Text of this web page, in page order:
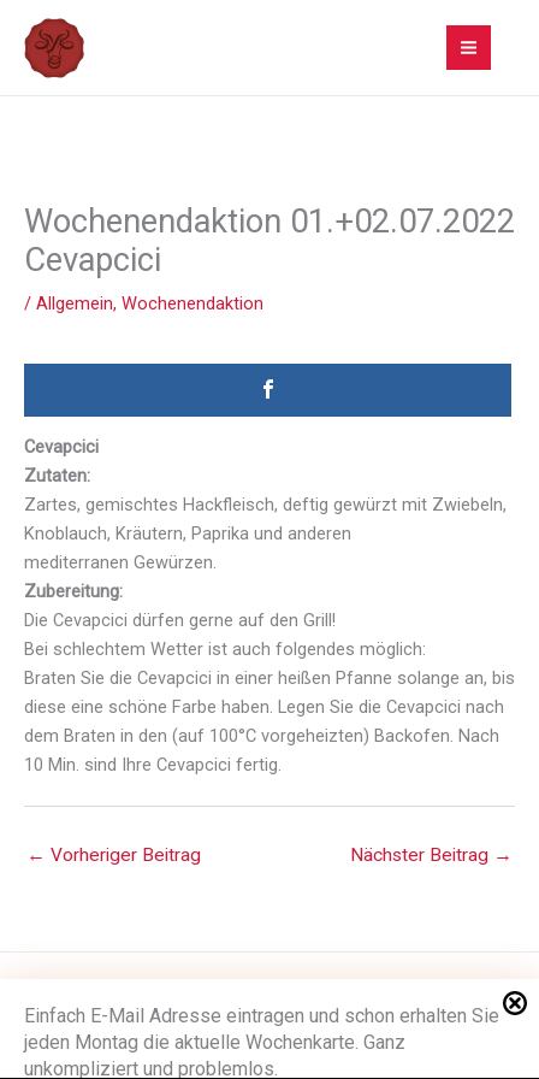
Inhalt
springen
Wochenendaktion 01.+02.07.2022
Cevapcici
/ Allgemein, Wochenendaktion
Cevapcici
Zutaten:
Zartes, gemischtes Hackfleisch, deftig gewürzt mit Zwiebeln,
Knoblauch, Kräutern, Paprika und anderen
mediterranen Gewürzen.
Zubereitung:
Die Cevapcici dürfen gerne auf den Grill!
Bei schlechtem Wetter ist auch folgendes möglich:
Braten Sie die Cevapcici in einer heißen Pfanne solange an, bis
diese eine schöne Farbe haben. Legen Sie die Cevapcici nach
dem Braten in den (auf 100°C vorgeheizten) Backofen. Nach
10 Min. sind Ihre Cevapcici fertig.
Einfach E-Mail Adresse eintragen und schon erhalten Sie
jeden Montag die aktuelle Wochenkarte. Ganz
unkompliziert und problemlos.
← Vorheriger Beitrag Nächster Beitrag →
Impressum
Datenschutzerklärung